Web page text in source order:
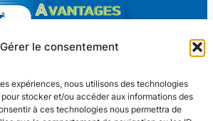
Gérer le consentement
expériences, nous utilisons des technologies
stocker et/ou accéder aux informations des
à ces technologies nous permettra de
Culture Loisirs
CSE pour TOUS !